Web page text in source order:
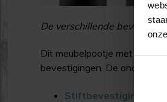
onze
De verschillende
Dit meubelpootje met een
bevestigingen. De
Stiftbevestiging